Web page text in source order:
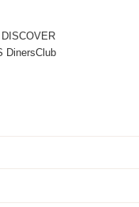
DinersClub